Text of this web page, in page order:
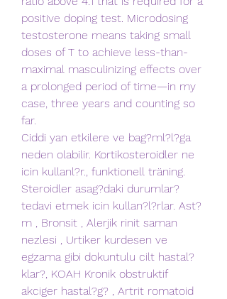
positive doping test. Microdosing
testosterone means taking small
doses of T to achieve less-than-
maximal masculinizing effects over
a prolonged period of time—in my
case, three years and counting so
far.
Ciddi yan etkilere ve bag?ml?l?ga
neden olabilir. Kortikosteroidler ne
icin kullanl?r., funktionell träning.
Steroidler asag?daki durumlar?
tedavi etmek icin kullan?l?rlar. Ast?
m , Bronsit , Alerjik rinit saman
nezlesi , Urtiker kurdesen ve
egzama gibi dokuntulu cilt hastal?
klar?, KOAH Kronik obstruktif
akciger hastal?g? , Artrit romatoid